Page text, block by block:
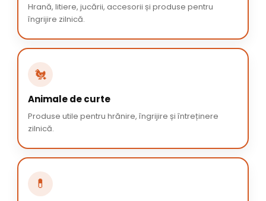
Hrană, litiere, jucării, accesorii și produse pentru
îngrijire zilnică.
🐔
Animale de curte
Produse utile pentru hrănire, îngrijire și întreținere
zilnică.
💊